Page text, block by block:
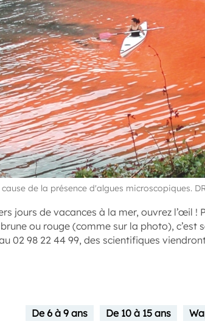
de la présence d'algues microscopiques.
jours de vacances à la mer, ouvrez l’œil !
ou rouge (comme sur la photo), c’est
02 98 22 44 99, des scientifiques
De 6 à 9 ans De 10 à 15 ans